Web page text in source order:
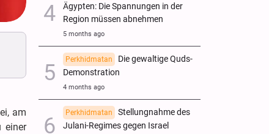
am
einer
Ägypten: Die Spannungen in der
Region müssen abnehmen
5 months ago
Perkhidmatan
Die gewaltige Quds-
Demonstration
4 months ago
Perkhidmatan
Stellungnahme des
Julani-Regimes gegen Israel